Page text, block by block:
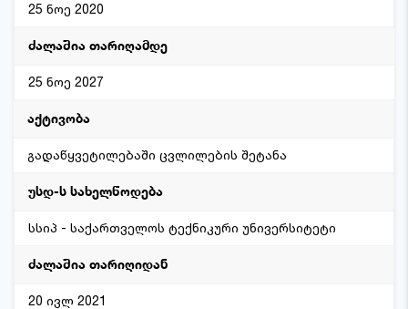
25 ნოე 2020
25 ნოე 2027
გადაწყვეტილებაში ცვლილების შეტანა
სსიპ - საქართველოს ტექნიკური უნივერსიტეტი
20 ივლ 2021